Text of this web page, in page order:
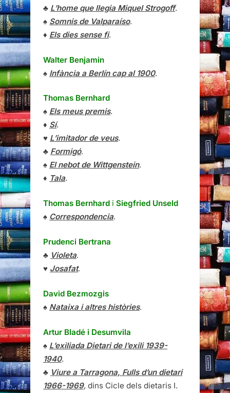
♣ L’home que llegia Miquel Strogoff.
♠ Somnis de Valparaíso.
♦ Els dies sense fi.
Walter Benjamin
♠ Infància a Berlín cap al 1900.
Thomas Bernhard
♠ Els meus premis.
♦ Sí.
♥ L’imitador de veus.
♣ Formigó.
♠ El nebot de Wittgenstein.
♦ Tala.
Thomas Bernhard i Siegfried Unseld
♠ Correspondencia.
Prudenci Bertrana
♣ Violeta.
♥ Josafat.
David Bezmozgis
♠ Nataixa i altres històries.
Artur Bladé i Desumvila
♠ L’exiliada Dietari de l’exili 1939-
1940.
♣ Viure a Tarragona, Fulls d’un dietari
1966-1969, dins Cicle dels dietaris I.